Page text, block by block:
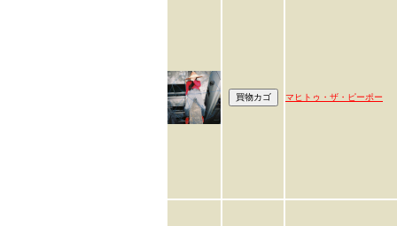
マヒトゥ・ザ・ピーポー